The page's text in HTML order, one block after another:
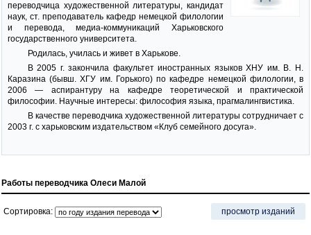
переводчица художественной литературы, кандидат
наук, ст. преподаватель кафедр немецкой филологии
и перевода, медиа-коммуникаций Харьковского
государственного университета.
Родилась, училась и живет в Харькове.
В 2005 г. закончила факультет иностранных языков ХНУ им. В. Н.
Каразина (бывш. ХГУ им. Горького) по кафедре немецкой филологии, в
2006 — аспирантуру на кафедре теоретической и практической
философии. Научные интересы: философия языка, прагмалингвистика.
В качестве переводчика художественной литературы сотрудничает с
2003 г. с харьковским издательством «Клуб семейного досуга».
Работы переводчика Олеси Малой
Сортировка: просмотр изданий